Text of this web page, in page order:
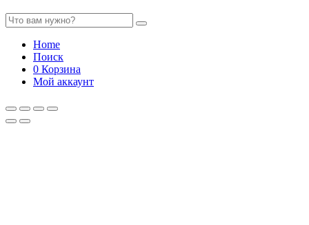
Home
Поиск
0 Корзина
Мой аккаунт